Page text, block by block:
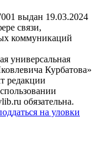
выдан 19.03.2024
связи,
коммуникаций
универсальная
Курбатова»
редакции
обязательна.
на уловки